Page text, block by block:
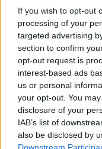
If you wish to opt-out
processing of your
targeted advertising
section to confirm
opt-out request is
interest-based ads
us or personal
your opt-out. You
disclosure of your
IAB’s list of
also be disclosed by
najmniejsze
Europy. Wciąż
regiony, w których
utrudniony. Obniża
Dodatkowo
granice pomiędzy
niestety brakiem
tym m.in.:
a pośrednio,